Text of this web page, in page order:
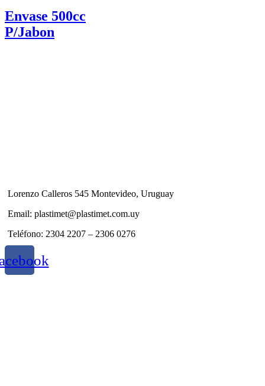
Envase 500cc
P/Jabon
Lorenzo Calleros 545 Montevideo, Uruguay
Email: plastimet@plastimet.com.uy
Teléfono: 2304 2207 – 2306 0276